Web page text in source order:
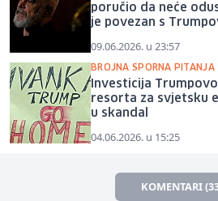
poručio da neće
je povezan s
09.06.2026. u 23:57
BROJNA SPORNA PITANJA
Investicija
resorta za svjetsku
u skandal
04.06.2026. u 15:25
KOMENTARI